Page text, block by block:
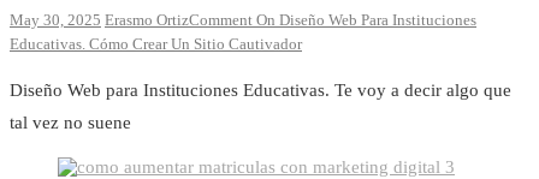
May 30, 2025 Erasmo OrtizComment On Diseño Web Para Instituciones
Educativas. Cómo Crear Un Sitio Cautivador
Diseño Web para Instituciones Educativas. Te voy a decir algo que
tal vez no suene